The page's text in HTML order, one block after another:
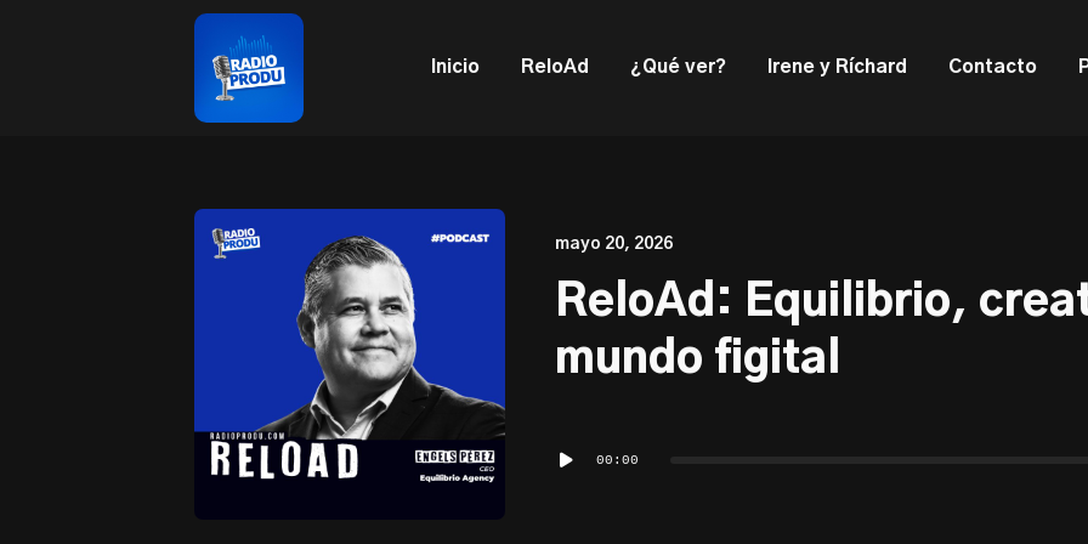
Inicio ReloAd ¿Qué ver? Irene y Ríchard Contacto
This is a placeholder for your sticky navigation bar. It should not be visible.
mayo 20, 2026
ReloAd: Equilibrio,
mundo figital
de
00:00